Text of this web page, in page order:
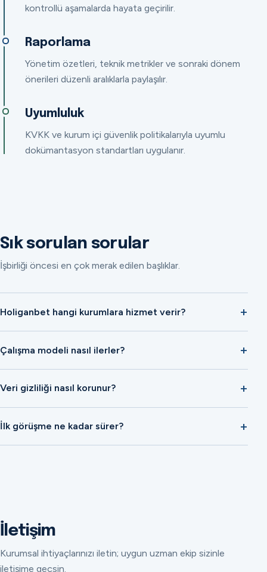
kontrollü aşamalarda hayata geçirilir.
Raporlama
Yönetim özetleri, teknik metrikler ve sonraki dönem
önerileri düzenli aralıklarla paylaşılır.
Uyumluluk
KVKK ve kurum içi güvenlik politikalarıyla uyumlu
dokümantasyon standartları uygulanır.
Sık sorulan sorular
İşbirliği öncesi en çok merak edilen başlıklar.
Holiganbet hangi kurumlara hizmet verir?
Çalışma modeli nasıl ilerler?
Veri gizliliği nasıl korunur?
İlk görüşme ne kadar sürer?
İletişim
Kurumsal ihtiyaçlarınızı iletin; uygun uzman ekip sizinle
iletişime geçsin.